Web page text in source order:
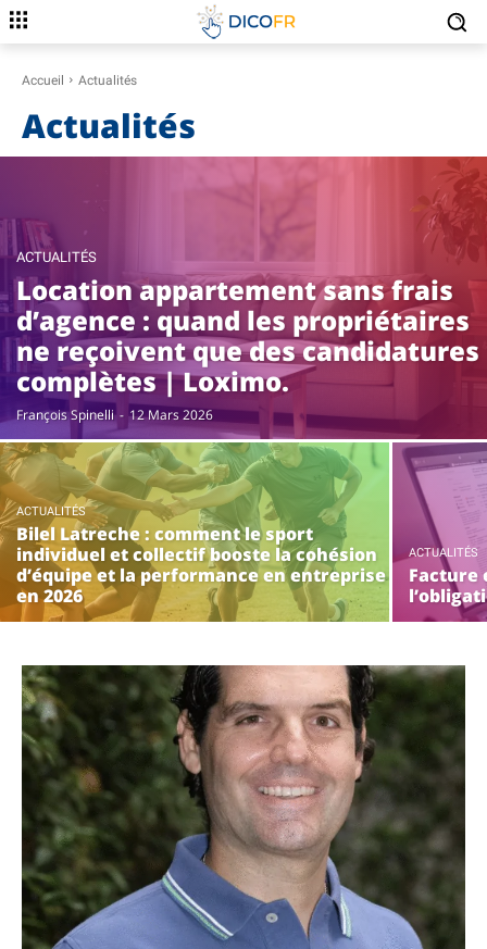
Accueil Actualités
Actualités
ACTUALITÉS
Location appartement sans frais
d’agence : quand les propriétaires
ne reçoivent que des candidatures
complètes | Loximo.
François Spinelli - 12 Mars 2026
ACTUALITÉS
Bilel Latreche : comment le sport
individuel et collectif booste la cohésion
d’équipe et la performance en entreprise
en 2026
ACTUALITÉS
Facture